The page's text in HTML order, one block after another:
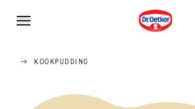
KOOKPUDDING